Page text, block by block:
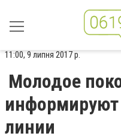
11:00, 9 липня 2017 р.
Молодое
информируют
линии